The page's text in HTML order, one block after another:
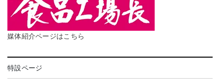
媒体紹介ページはこちら
特設ページ